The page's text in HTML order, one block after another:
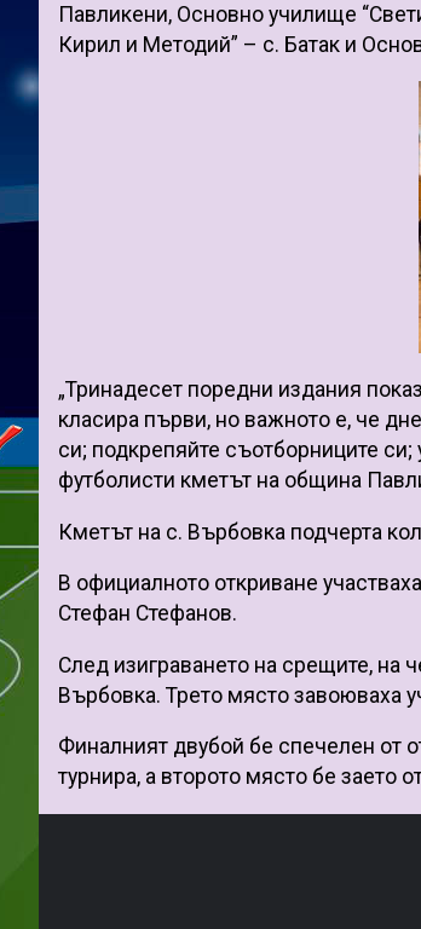
Павликени, Основно училище
Кирил и Методий” – с. Батак и
„Тринадесет поредни издания
класира първи, но важното е, че
си; подкрепяйте съотборниците
футболисти кметът на община
Кметът на с. Върбовка подчерта
В официалното откриване
Стефан Стефанов.
След изиграването на срещите, на
Върбовка. Трето място завоюваха
Финалният двубой бе спечелен от
турнира, а второто място бе заето